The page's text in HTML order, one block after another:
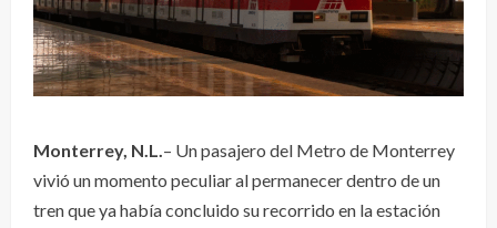
Monterrey, N.L.– Un pasajero del Metro de Monterrey
vivió un momento peculiar al permanecer dentro de un
tren que ya había concluido su recorrido en la estación